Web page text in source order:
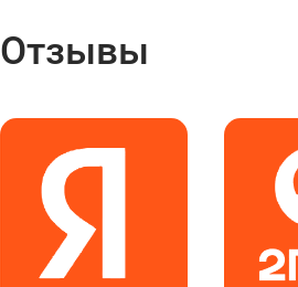
Отзывы